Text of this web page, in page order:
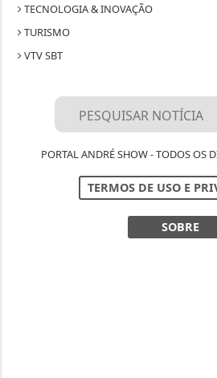
TECNOLOGIA & INOVAÇÃO
TURISMO
VTV SBT
PORTAL ANDRÉ SHOW - TODOS OS
TERMOS DE USO E
SOBRE